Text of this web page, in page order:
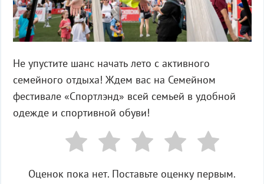
Не упустите шанс начать лето с активного
семейного отдыха! Ждем вас на Семейном
фестивале «Спортлэнд» всей семьей в удобной
одежде и спортивной обуви!
Оценок пока нет. Поставьте оценку первым.